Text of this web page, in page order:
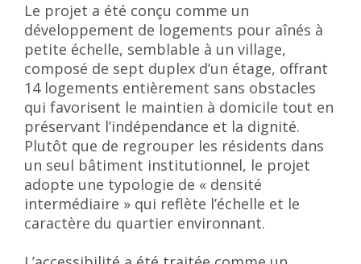
Le projet a été conçu comme un
développement de logements pour aînés à
petite échelle, semblable à un village,
composé de sept duplex d’un étage, offrant
14 logements entièrement sans obstacles
qui favorisent le maintien à domicile tout en
préservant l’indépendance et la dignité.
Plutôt que de regrouper les résidents dans
un seul bâtiment institutionnel, le projet
adopte une typologie de « densité
intermédiaire » qui reflète l’échelle et le
caractère du quartier environnant.